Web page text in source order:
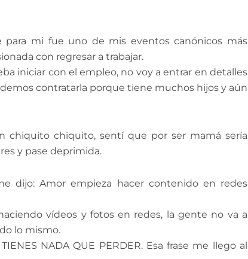
mi fue uno de mis eventos canónicos más
con regresar a trabajar.
iniciar con el empleo, no voy a entrar en detalles
contratarla porque tiene muchos hijos y aún
chiquito chiquito, sentí que por ser mamá sería
y pase deprimida.
dijo: Amor empieza hacer contenido en redes
vídeos y fotos en redes, la gente no va a
lo mismo.
NADA QUE PERDER. Esa frase me llego al